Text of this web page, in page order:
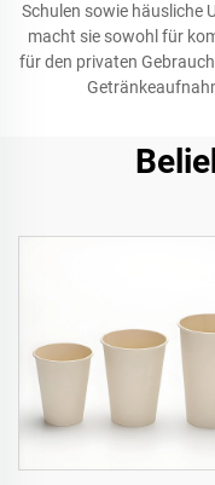
Schulen sowie häusliche
macht sie sowohl für
für den privaten